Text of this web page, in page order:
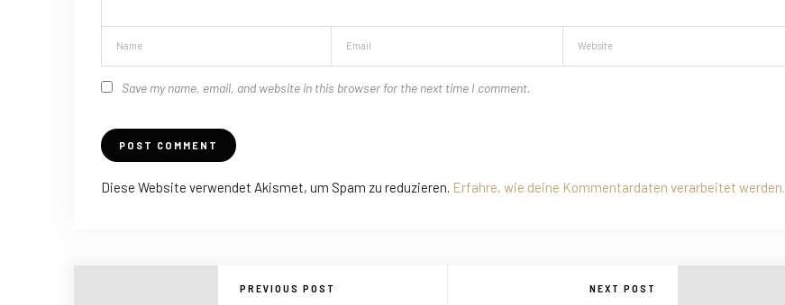
Save my name, email, and website in this browser for the next time I comment.
Diese Website verwendet Akismet, um Spam zu reduzieren. Erfahre, wie deine Kommentardaten verarbeitet werden.
PREVIOUS POST NEXT POST